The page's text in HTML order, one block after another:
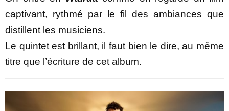
captivant, rythmé par le fil des ambiances que
distillent les musiciens.
Le quintet est brillant, il faut bien le dire, au même
titre que l’écriture de cet album.